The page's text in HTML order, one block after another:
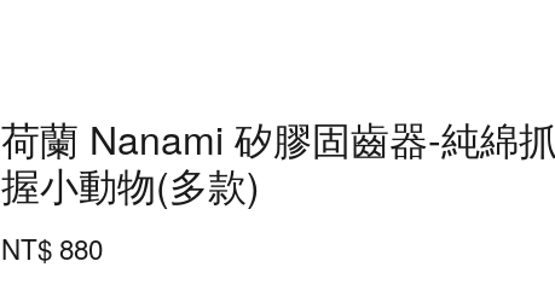
荷蘭 Nanami 矽膠固齒器-純綿抓
握小動物(多款)
NT$ 880